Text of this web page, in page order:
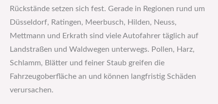
Rückstände setzen sich fest. Gerade in Regionen rund um
Düsseldorf, Ratingen, Meerbusch, Hilden, Neuss,
Mettmann und Erkrath sind viele Autofahrer täglich auf
Landstraßen und Waldwegen unterwegs. Pollen, Harz,
Schlamm, Blätter und feiner Staub greifen die
Fahrzeugoberfläche an und können langfristig Schäden
verursachen.